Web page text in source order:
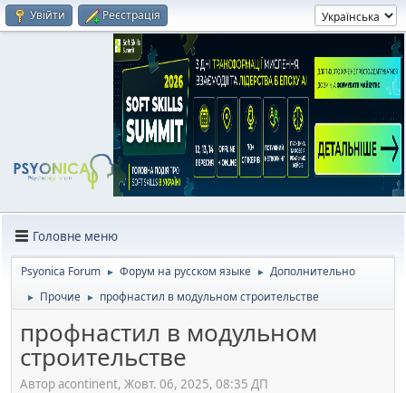
Увійти Реєстрація
Головне меню
Psyonica Forum ► Форум на русском языке ► Дополнительно
► Прочие ► профнастил в модульном строительстве
профнастил в модульном
строительстве
Автор acontinent, Жовт. 06, 2025, 08:35 ДП